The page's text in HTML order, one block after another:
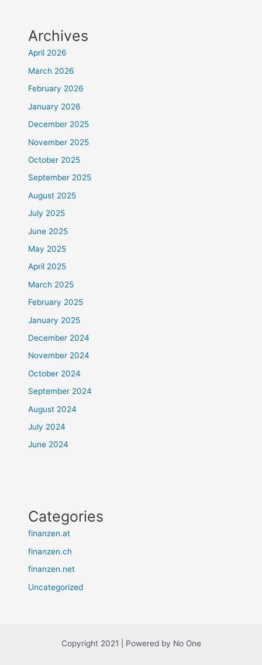
Archives
April 2026
March 2026
February 2026
January 2026
December 2025
November 2025
October 2025
September 2025
August 2025
July 2025
June 2025
May 2025
April 2025
March 2025
February 2025
January 2025
December 2024
November 2024
October 2024
September 2024
August 2024
July 2024
June 2024
Categories
finanzen.at
finanzen.ch
finanzen.net
Uncategorized
Copyright 2021 | Powered by No One